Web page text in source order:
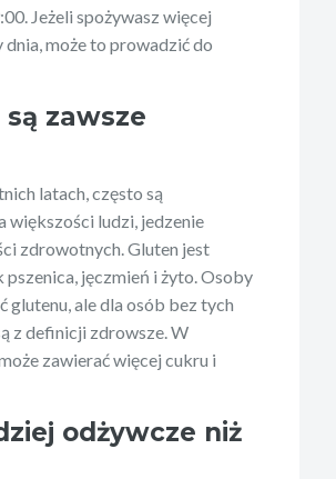
Jeżeli spożywasz więcej
dnia, może to prowadzić do
zawsze
latach, często są
większości ludzi, jedzenie
zdrowotnych. Gluten jest
jęczmień i żyto. Osoby
glutenu, ale dla osób bez tych
z definicji zdrowsze. W
zawierać więcej cukru i
odżywcze niż